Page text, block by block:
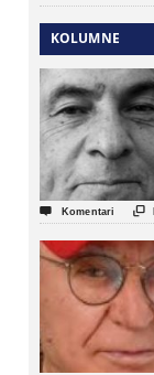
KOLUMNE
 Komentari 